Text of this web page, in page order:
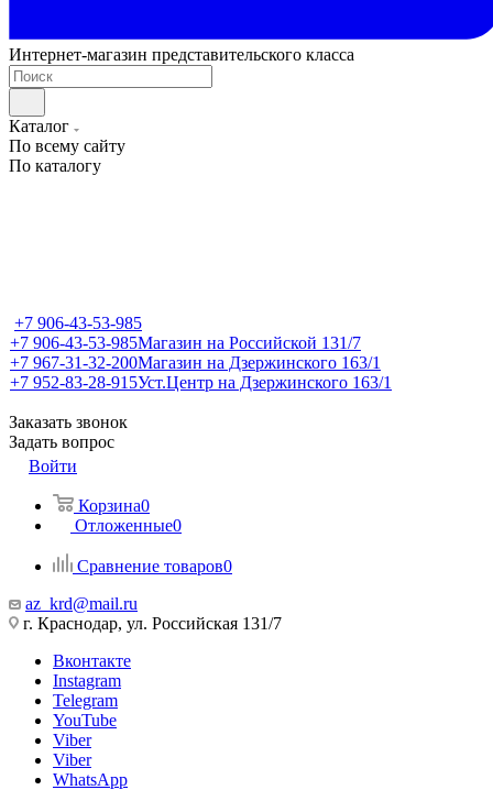
Интернет-магазин представительского класса
Каталог
По всему сайту
По каталогу
+7 906-43-53-985
+7 906-43-53-985Магазин на Российской 131/7
+7 967-31-32-200Магазин на Дзержинского 163/1
+7 952-83-28-915Уст.Центр на Дзержинского 163/1
Заказать звонок
Задать вопрос
Войти
Корзина0
Отложенные0
Сравнение товаров0
az_krd@mail.ru
г. Краснодар, ул. Российская 131/7
Вконтакте
Instagram
Telegram
YouTube
Viber
Viber
WhatsApp